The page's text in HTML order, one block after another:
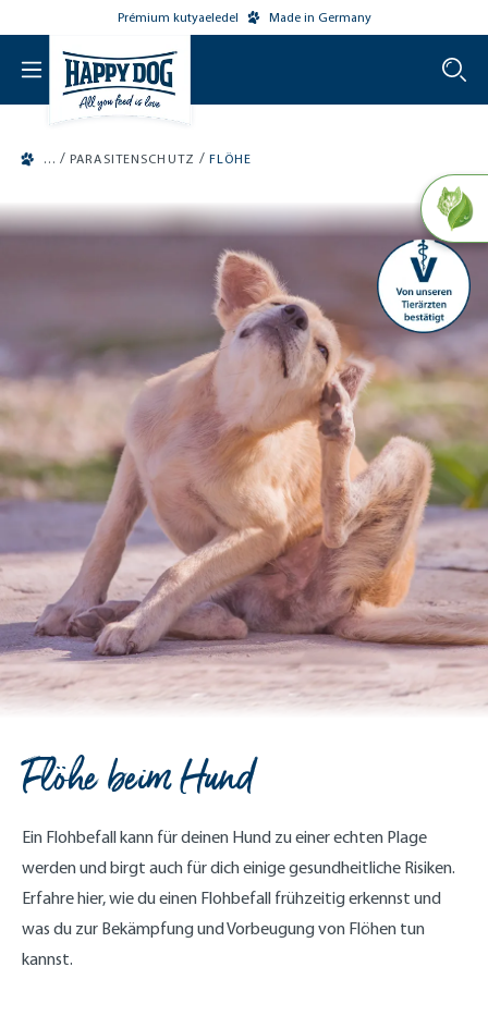
Prémium kutyaeledel Made in Germany
/ PARASITENSCHUTZ / FLÖHE
Flöhe beim Hund
Ein Flohbefall kann für deinen Hund zu einer echten Plage
werden und birgt auch für dich einige gesundheitliche Risiken.
Erfahre hier, wie du einen Flohbefall frühzeitig erkennst und
was du zur Bekämpfung und Vorbeugung von Flöhen tun
kannst.